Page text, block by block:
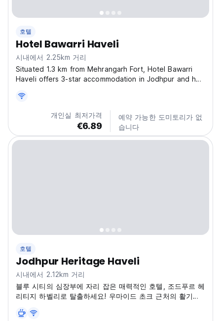
호텔
Hotel Bawarri Haveli
시내에서 2.25km 거리
Situated 1.3 km from Mehrangarh Fort, Hotel Bawarri
Haveli offers 3-star accommodation in Jodhpur and has
600 metres from Jaswant Thada, 3.9 km from Jodhpur
Railway Station and 5.4 km from Umaid Bhawan...
개인실 최저가격
€6.89
예약 가능한 도미토리가 없
습니다
호텔
Jodhpur Heritage Haveli
시내에서 2.12km 거리
블루 시티의 심장부에 자리 잡은 매력적인 호텔, 조드푸르 헤
리티지 하벨리로 탈출하세요! 우마이드 초크 근처의 활기찬
하벨리는 진정하고 잊을 수 없는 인도 경험을 제공합니다. 전